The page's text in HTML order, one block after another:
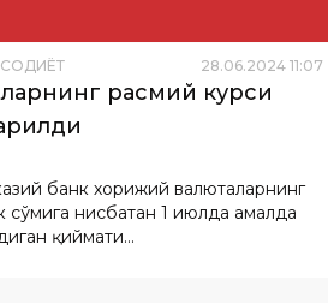
28.06.2024 11:07
расмий курси
банк хорижий валюталарнинг
сўмига нисбатан 1 июлда амалда
қиймати...